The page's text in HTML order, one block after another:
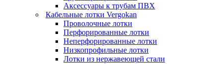
Аксессуары к трубам ПВХ
Кабельные лотки Vergokan
Проволочные лотки
Перфорированные лотки
Неперфорированные лотки
Низкопрофильные лотки
Лотки из нержавеющей стали